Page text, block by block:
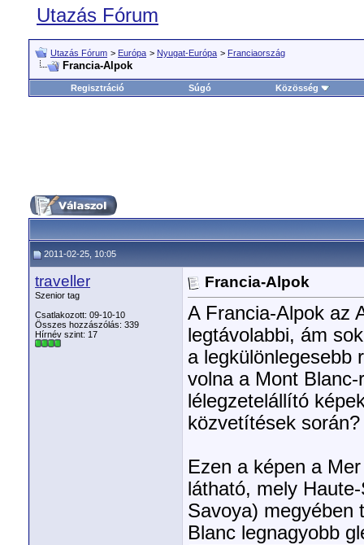
Utazás Fórum
Utazás Fórum > Európa > Nyugat-Európa > Franciaország
Francia-Alpok
Regisztráció Súgó Közösség
2011-02-25, 10:05
traveller
Szenior tag
Csatlakozott: 09-10-10
Összes hozzászólás: 339
Hírnév szint: 17
Francia-Alpok
A Francia-Alpok az
legtávolabbi, ám
a legkülönlegesebb
volna a Mont
lélegzetelállító
közvetítések során?
Ezen a képen a
látható, mely
Savoya) megyében
Blanc legnagyobb